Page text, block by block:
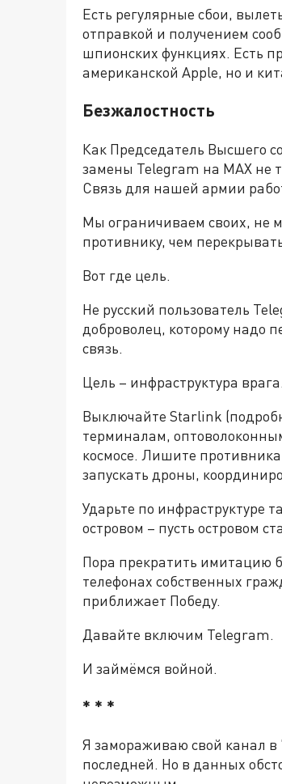
Есть регулярные сбои,
отправкой и получением
шпионских функциях. Есть
американской Apple, но и
Безжалостность
Как Председатель Высшего
замены Telegram на MAX не
Связь для нашей армии
Мы ограничиваем своих, не
противнику, чем
Вот где цель.
Не русский пользователь
доброволец, которому надо
связь.
Цель – инфраструктура врага.
Выключайте Starlink
терминалам,
космосе. Лишите
запускать дроны,
Ударьте по инфраструктуре
островом – пусть островом
Пора прекратить имитацию
телефонах собственных
приближает Победу.
Давайте включим Telegram.
И займёмся войной.
* * *
Я замораживаю свой канал
последней. Но в данных